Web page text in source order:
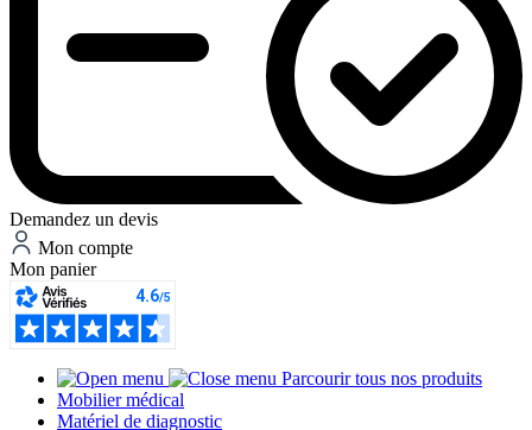
Demandez un devis
Mon compte
Mon panier
Parcourir tous nos produits
Mobilier médical
Matériel de diagnostic